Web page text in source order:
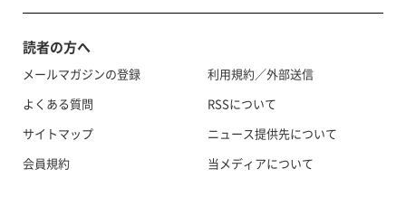
読者の方へ
メールマガジンの登録
よくある質問
サイトマップ
会員規約
利用規約／外部送信
RSSについて
ニュース提供先について
当メディアについて